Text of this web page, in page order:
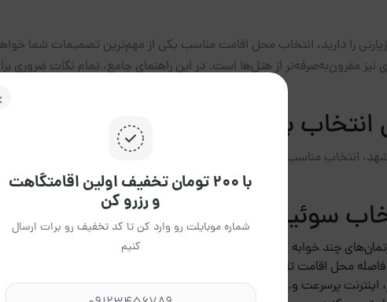
را دارید، انتخاب محل اقامت مناسب یکی از مهم‌ترین تصمیمات شما
نیز مقرون‌به‌صرفه‌تر از هتل‌ها است. در این راهنمای جامع، تمام نکات ضروری
بهترین اقامتگاه در مشهد
انتخاب مناسب‌ترین گزینه می‌تواند چالش‌برانگیز باشد. به عنوان
سوئیت یا آپارتمان
چند خوابه گزینه بهتری هستند
محل اقامت تا حرم را در نظر بگیرید
اینترنت پرسرعت و...
با ۲۰۰ تومان تخفیف اولین اقامتگاهت
و رزرو کن
شماره موبایلت رو وارد کن تا کد تخفیف رو برات ارسال
کنیم